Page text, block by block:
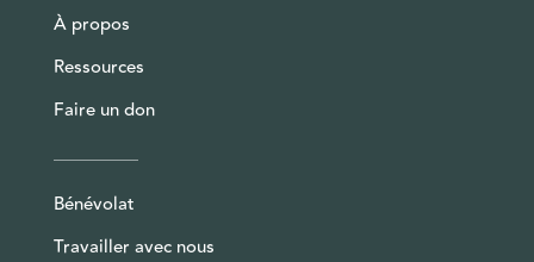
À propos
Ressources
Faire un don
Bénévolat
Travailler avec nous